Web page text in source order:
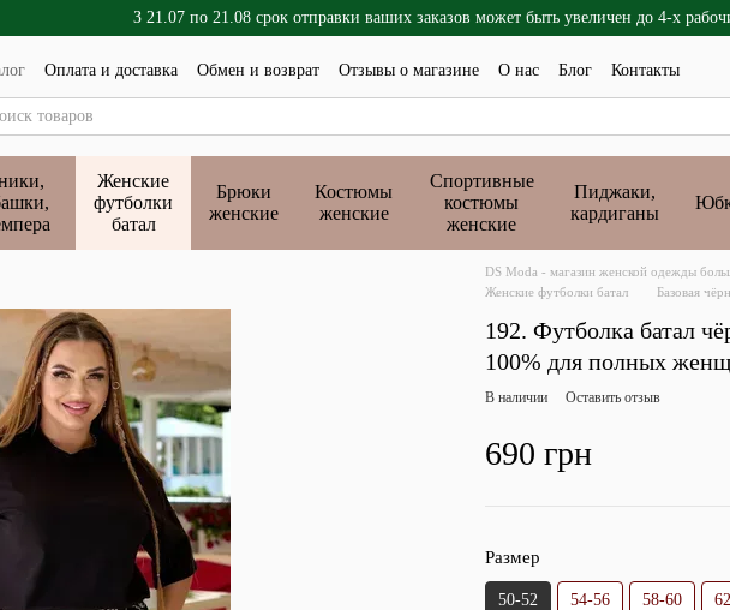
З 21.07 по 21.08 срок отправки ваших заказов может быть увеличен до 4-х
Оплата и доставка Обмен и возврат Отзывы о магазине О нас Блог
Контакты
договор
Женские
футболки
батал
Брюки
женские
Костюмы
женские
Спортивные
костюмы
женские
Пиджаки,
кардиганы
DS Moda - магазин женской одежды
Женские футболки батал
Базовая
192. Футболка батал
100% для полных
В наличии Оставить отзыв
690 грн
Размер
50-52 54-56 58-60